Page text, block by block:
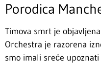
Porodica
Timova smrt je
Orchestra je razorena
smo imali sreće